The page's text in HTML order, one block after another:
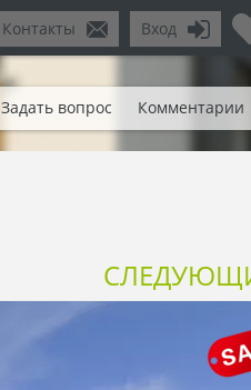
Вход
Контакты
Задать вопрос Комментарии